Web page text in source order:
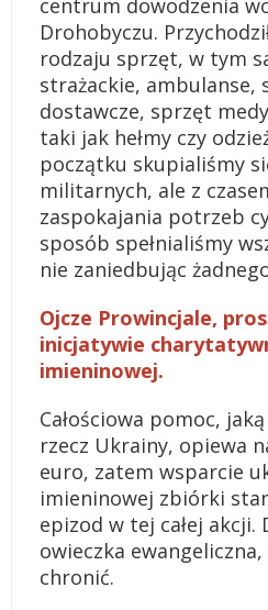
centrum dowodzenia
Drohobyczu.
rodzaju sprzęt, w tym
strażackie, ambulanse,
dostawcze, sprzęt
taki jak hełmy czy
początku skupialiśmy
militarnych, ale z
zaspokajania potrzeb
sposób spełnialiśmy
nie zaniedbując
Ojcze Prowincjale,
inicjatywie
imieninowej.
Całościowa pomoc,
rzecz Ukrainy, opiewa
euro, zatem wsparcie
imieninowej zbiórki
epizod w tej całej akcji.
owieczka
chronić.